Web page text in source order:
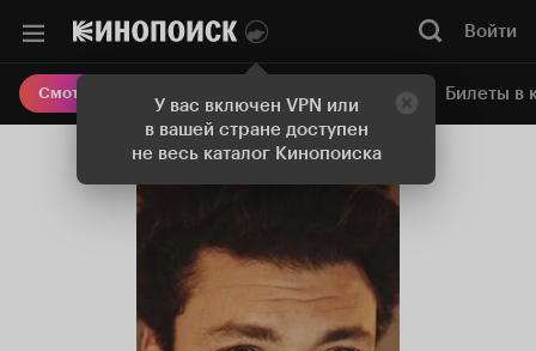
У вас включен VPN или
в вашей стране доступен
не весь каталог Кинопоиска
Войти
Смотреть кино Онлайн-кинотеатр Билеты в